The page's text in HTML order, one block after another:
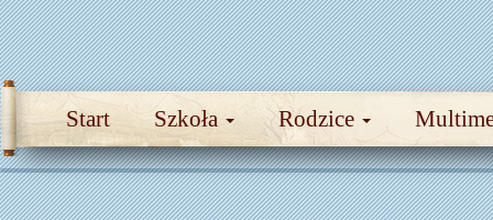
Start Szkoła Rodzice